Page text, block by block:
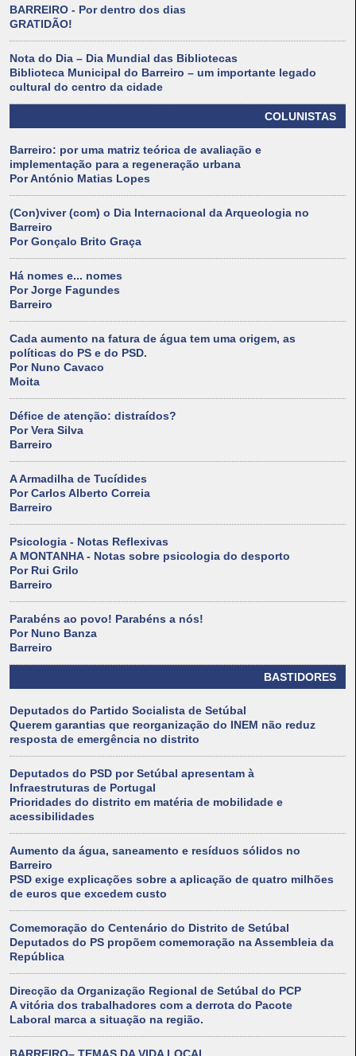
BARREIRO - Por dentro dos dias
GRATIDÃO!
Nota do Dia – Dia Mundial das Bibliotecas
Biblioteca Municipal do Barreiro – um importante legado
cultural do centro da cidade
COLUNISTAS
Barreiro: por uma matriz teórica de avaliação e
implementação para a regeneração urbana
Por António Matias Lopes
(Con)viver (com) o Dia Internacional da Arqueologia no
Barreiro
Por Gonçalo Brito Graça
Há nomes e... nomes
Por Jorge Fagundes
Barreiro
Cada aumento na fatura de água tem uma origem, as
políticas do PS e do PSD.
Por Nuno Cavaco
Moita
Défice de atenção: distraídos?
Por Vera Silva
Barreiro
A Armadilha de Tucídides
Por Carlos Alberto Correia
Barreiro
Psicologia - Notas Reflexivas
A MONTANHA - Notas sobre psicologia do desporto
Por Rui Grilo
Barreiro
Parabéns ao povo! Parabéns a nós!
Por Nuno Banza
Barreiro
BASTIDORES
Deputados do Partido Socialista de Setúbal
Querem garantias que reorganização do INEM não reduz
resposta de emergência no distrito
Deputados do PSD por Setúbal apresentam à
Infraestruturas de Portugal
Prioridades do distrito em matéria de mobilidade e
acessibilidades
Aumento da água, saneamento e resíduos sólidos no
Barreiro
PSD exige explicações sobre a aplicação de quatro milhões
de euros que excedem custo
Comemoração do Centenário do Distrito de Setúbal
Deputados do PS propõem comemoração na Assembleia da
República
Direcção da Organização Regional de Setúbal do PCP
A vitória dos trabalhadores com a derrota do Pacote
Laboral marca a situação na região.